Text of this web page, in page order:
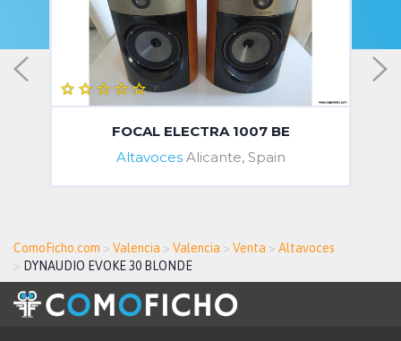
FOCAL ELECTRA 1007 BE
Altavoces Alicante, Spain
ComoFicho.com > Valencia > Valencia > Venta > Altavoces
> DYNAUDIO EVOKE 30 BLONDE